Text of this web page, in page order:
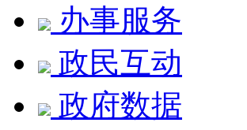
办事服务
政民互动
政府数据